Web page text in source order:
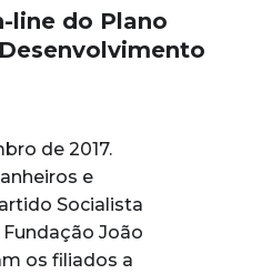
line do Plano
de 2017.
e
Socialista
Fundação João
os filiados a